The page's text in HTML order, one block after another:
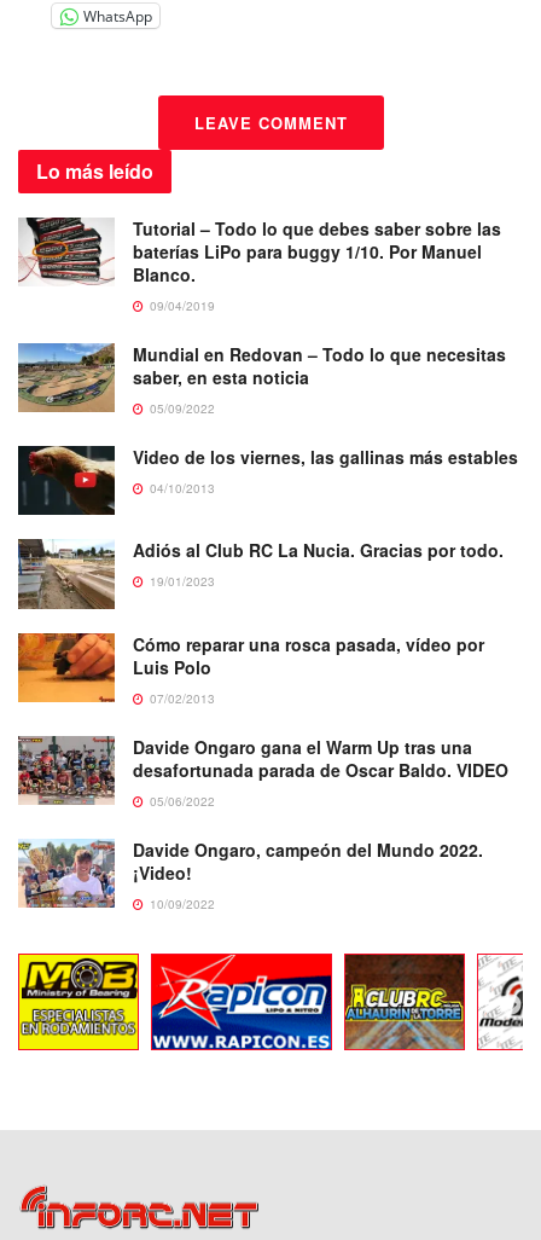
WhatsApp
LEAVE COMMENT
Lo más leído
Tutorial – Todo lo que debes saber sobre las
baterías LiPo para buggy 1/10. Por Manuel
Blanco.
09/04/2019
Mundial en Redovan – Todo lo que necesitas
saber, en esta noticia
05/09/2022
Video de los viernes, las gallinas más estables
04/10/2013
Adiós al Club RC La Nucia. Gracias por todo.
19/01/2023
Cómo reparar una rosca pasada, vídeo por
Luis Polo
07/02/2013
Davide Ongaro gana el Warm Up tras una
desafortunada parada de Oscar Baldo. VIDEO
05/06/2022
Davide Ongaro, campeón del Mundo 2022.
¡Video!
10/09/2022